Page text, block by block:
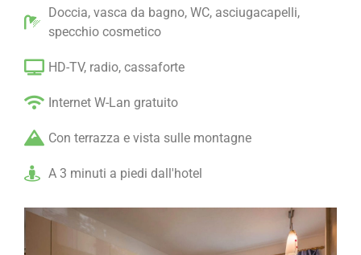
Doccia, vasca da bagno, WC, asciugacapelli,
specchio cosmetico
HD-TV, radio, cassaforte
Internet W-Lan gratuito
Con terrazza e vista sulle montagne
A 3 minuti a piedi dall'hotel